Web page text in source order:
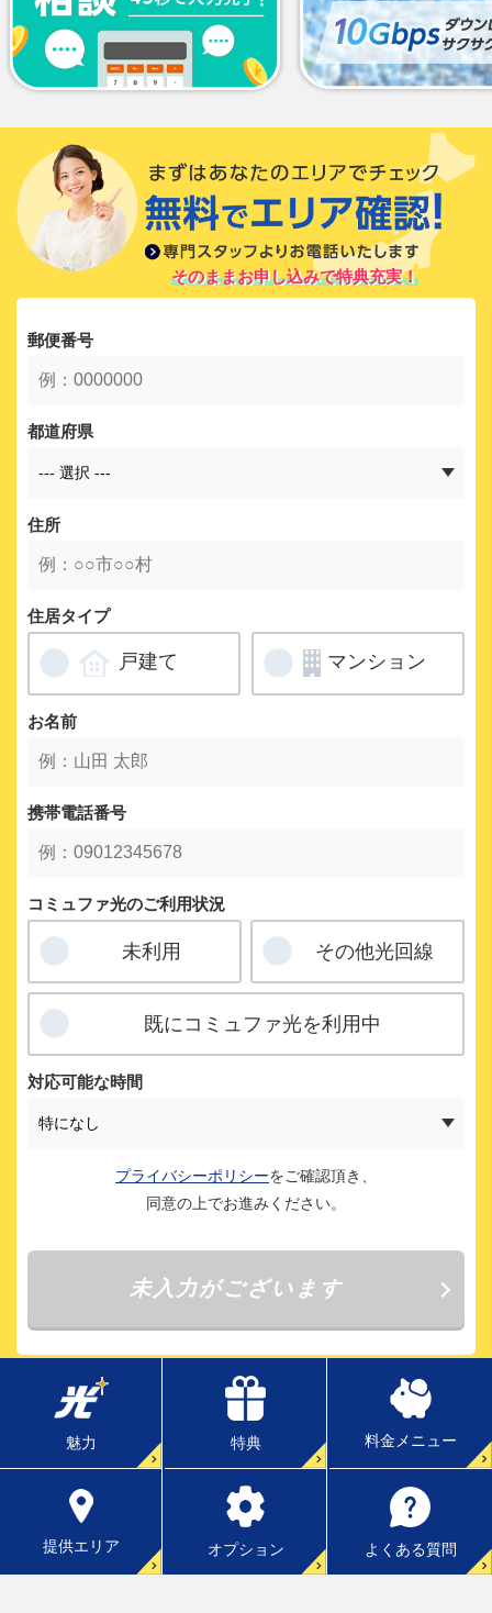
魅力 特典 料金メニュー
提供エリア オプション よくある質問